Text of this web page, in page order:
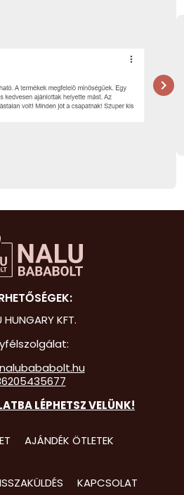
chevron_right
HUNGARY KFT.
LÉPHETSZ VELÜNK!
AJÁNDÉK ÖTLETEK
KAPCSOLAT